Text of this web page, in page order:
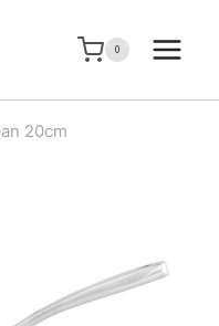
0
20cm